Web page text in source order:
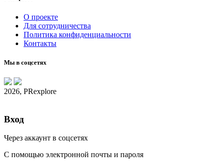
О проекте
Для сотрудничества
Политика конфиденциальности
Контакты
Мы в соцсетях
2026, PRexplore
Вход
Через аккаунт в соцсетях
С помощью электронной почты и пароля